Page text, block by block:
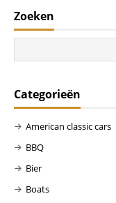
Zoeken
Categorieën
American classic cars
BBQ
Bier
Boats